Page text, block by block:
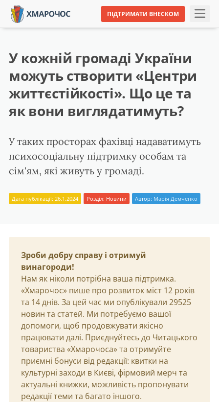
ПІДТРИМАТИ ВНЕСКОМ
У кожній громаді України
можуть створити «Центри
життєстійкості». Що це та
як вони виглядатимуть?
У таких просторах фахівці надаватимуть
психосоціальну підтримку особам та
сім'ям, які живуть у громаді.
Дата публікації: 26.1.2024 Розділ: Новини Автор: Марія Демченко
Зроби добру справу і отримуй
винагороди!
Нам як ніколи потрібна ваша підтримка.
«Хмарочос» пише про розвиток міст 12 років
та 14 днів. За цей час ми опублікували 29525
новин та статей. Ми потребуємо вашої
допомоги, щоб продовжувати якісно
працювати далі. Приєднуйтесь до Читацького
товариства «Хмарочоса» та отримуйте
приємні бонуси від редакції: квитки на
культурні заходи в Києві, фірмовий мерч та
актуальні книжки, можливість пропонувати
редакції теми та багато іншого.